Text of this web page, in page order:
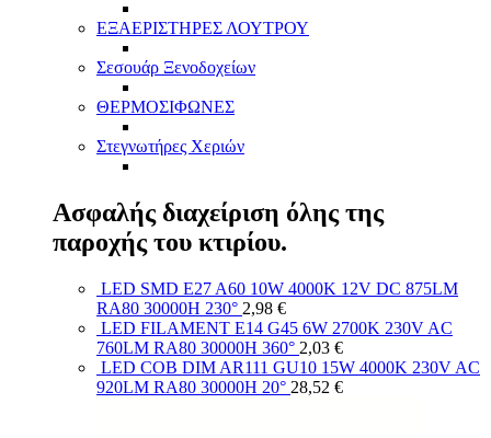
ΕΞΑΕΡΙΣΤΗΡΕΣ ΛΟΥΤΡΟΥ
Σεσουάρ Ξενοδοχείων
ΘΕΡΜΟΣΙΦΩΝΕΣ
Στεγνωτήρες Χεριών
Ασφαλής διαχείριση όλης της
παροχής του κτιρίου.
LED SMD E27 A60 10W 4000K 12V DC 875LM
RA80 30000H 230° 2,98 €
LED FILAMENT E14 G45 6W 2700K 230V AC
760LM RA80 30000H 360° 2,03 €
LED COB DIM AR111 GU10 15W 4000K 230V AC
920LM RA80 30000H 20° 28,52 €